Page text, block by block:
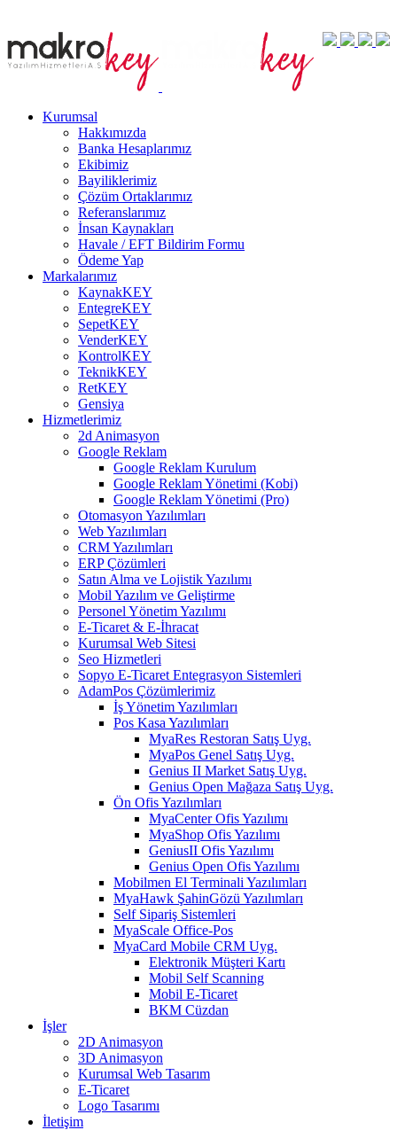
Kurumsal
Hakkımızda
Banka Hesaplarımız
Ekibimiz
Bayiliklerimiz
Çözüm Ortaklarımız
Referanslarımız
İnsan Kaynakları
Havale / EFT Bildirim Formu
Ödeme Yap
Markalarımız
KaynakKEY
EntegreKEY
SepetKEY
VenderKEY
KontrolKEY
TeknikKEY
RetKEY
Gensiya
Hizmetlerimiz
2d Animasyon
Google Reklam
Google Reklam Kurulum
Google Reklam Yönetimi (Kobi)
Google Reklam Yönetimi (Pro)
Otomasyon Yazılımları
Web Yazılımları
CRM Yazılımları
ERP Çözümleri
Satın Alma ve Lojistik Yazılımı
Mobil Yazılım ve Geliştirme
Personel Yönetim Yazılımı
E-Ticaret & E-İhracat
Kurumsal Web Sitesi
Seo Hizmetleri
Sopyo E-Ticaret Entegrasyon Sistemleri
AdamPos Çözümlerimiz
İş Yönetim Yazılımları
Pos Kasa Yazılımları
MyaRes Restoran Satış Uyg.
MyaPos Genel Satış Uyg.
Genius II Market Satış Uyg.
Genius Open Mağaza Satış Uyg.
Ön Ofis Yazılımları
MyaCenter Ofis Yazılımı
MyaShop Ofis Yazılımı
GeniusII Ofis Yazılımı
Genius Open Ofis Yazılımı
Mobilmen El Terminali Yazılımları
MyaHawk ŞahinGözü Yazılımları
Self Sipariş Sistemleri
MyaScale Office-Pos
MyaCard Mobile CRM Uyg.
Elektronik Müşteri Kartı
Mobil Self Scanning
Mobil E-Ticaret
BKM Cüzdan
İşler
2D Animasyon
3D Animasyon
Kurumsal Web Tasarım
E-Ticaret
Logo Tasarımı
İletişim